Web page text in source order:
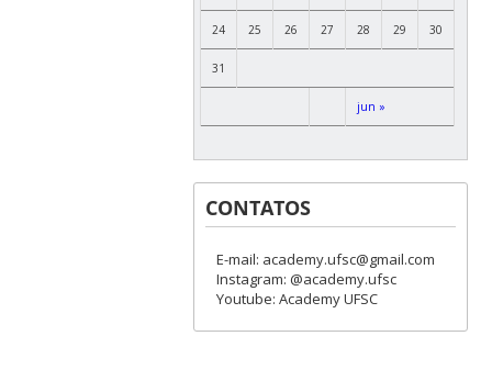
jun »
24 25 26 27 28 29 30
31
CONTATOS
E-mail: academy.ufsc@gmail.com
Instagram: @academy.ufsc
Youtube: Academy UFSC